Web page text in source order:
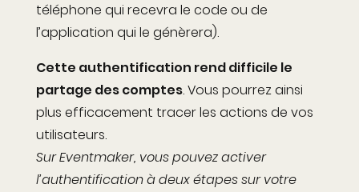
téléphone qui recevra le code ou de
l’application qui le génèrera).
Cette authentification rend difficile le
partage des comptes. Vous pourrez ainsi
plus efficacement tracer les actions de vos
utilisateurs.
Sur Eventmaker, vous pouvez activer
l’authentification à deux étapes sur votre